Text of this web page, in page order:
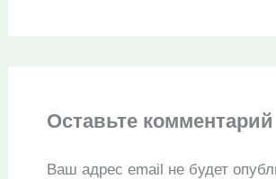
Оставьте комментарий
Ваш адрес email не будет